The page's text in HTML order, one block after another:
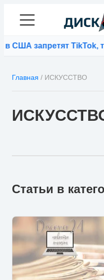
запретят TikTok, то
Главная / ИСКУССТВО
Статьи в